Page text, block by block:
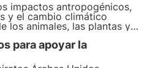
impactos antropogénicos,
y el cambio climático
los animales, las plantas y
viven. El programa de la
por la protección y la
necesario actuar a tiempo.
para apoyar la